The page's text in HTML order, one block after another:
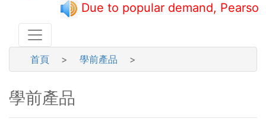
Due to popular demand, Pearson,
首頁 > 學前產品 >
學前產品